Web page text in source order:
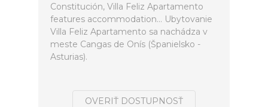
Constitución, Villa Feliz Apartamento
features accommodation... Ubytovanie
Villa Feliz Apartamento sa nachádza v
meste Cangas de Onís (Španielsko -
Asturias).
OVERIŤ DOSTUPNOSŤ